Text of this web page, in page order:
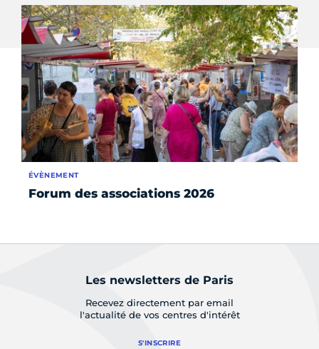
Forum des associations 2026
ÉVÈNEMENT
Les newsletters de Paris
Recevez directement par email
l'actualité de vos centres d'intérêt
S'INSCRIRE